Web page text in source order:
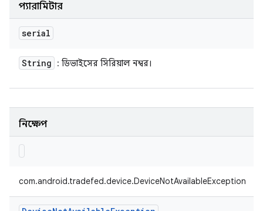
প্যারামিটার
serial
String : ডিভাইসের সিরিয়াল নম্বর।
নিক্ষেপ
com.android.tradefed.device.DeviceNotAvailableException